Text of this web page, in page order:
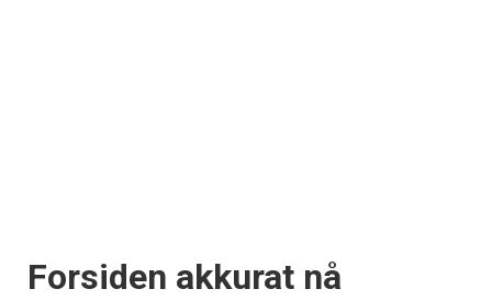
Forsiden akkurat nå